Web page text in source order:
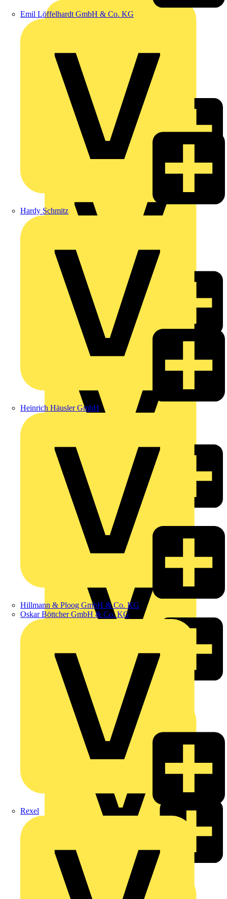
Emil Löffelhardt GmbH & Co. KG
Hardy Schmitz
Heinrich Häusler GmbH
Hillmann & Ploog GmbH & Co. KG
Oskar Böttcher GmbH & Co. KG
Rexel
Hardy Schmitz
Heinrich Häusler GmbH
Hillmann & Ploog GmbH & Co. KG
Oskar Böttcher GmbH & Co. KG
Rexel